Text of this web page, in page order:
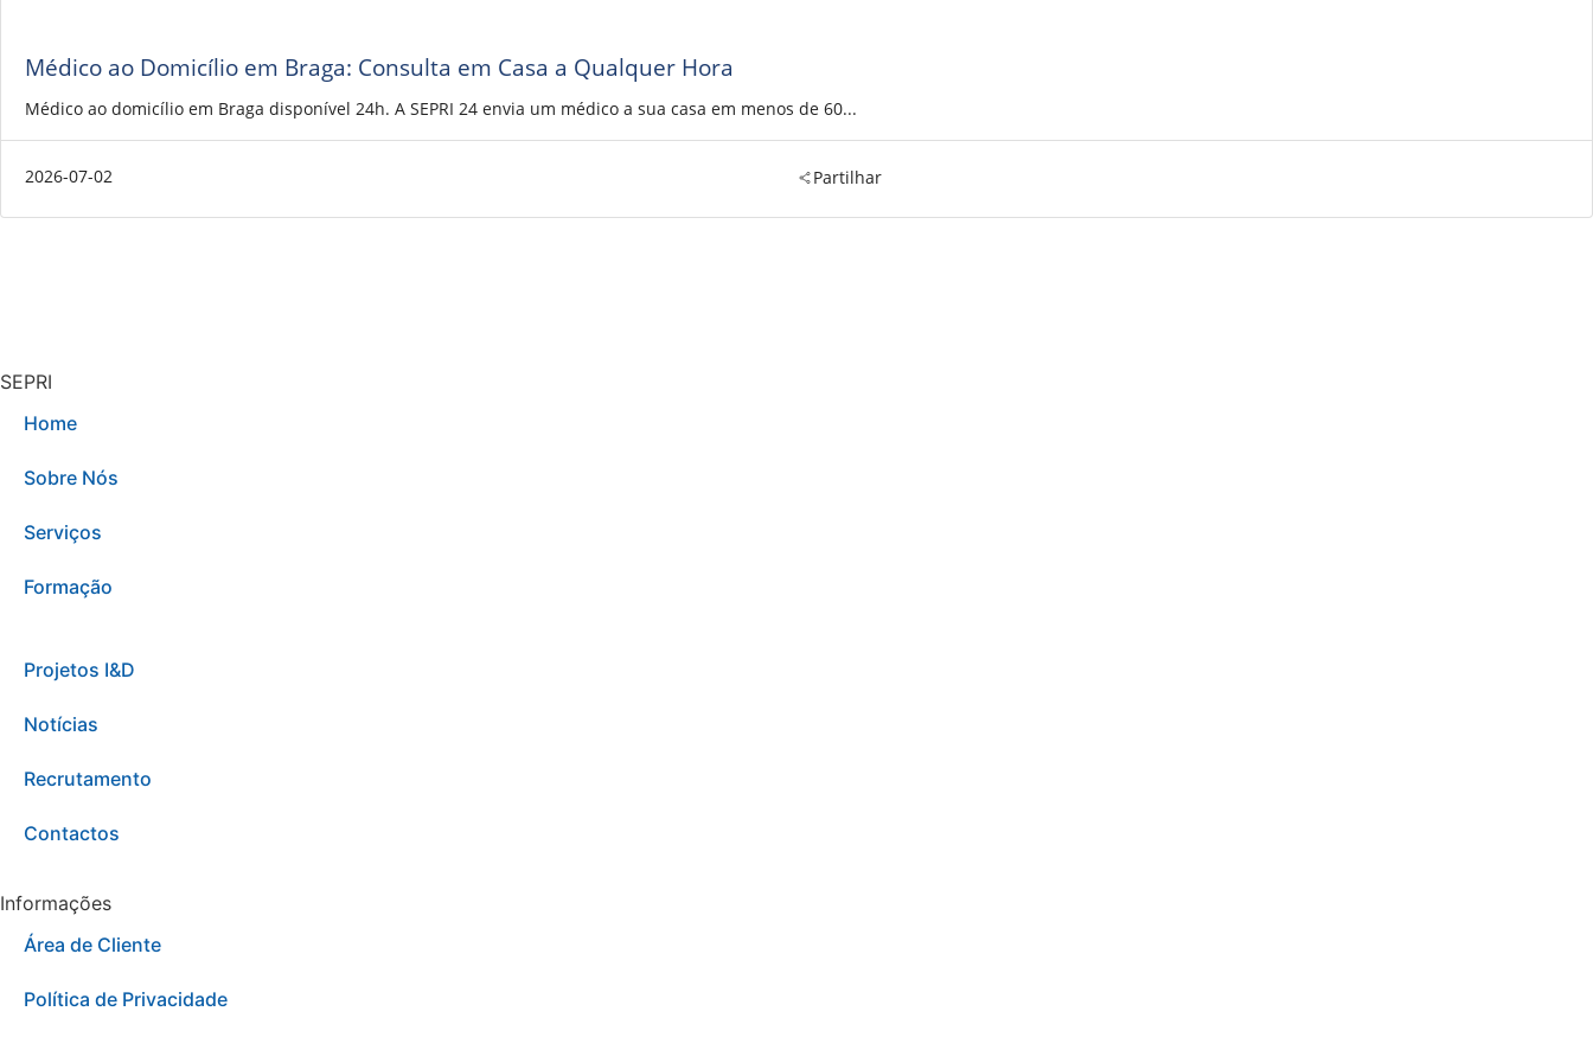
Médico ao Domicílio em Braga: Consulta em Casa a Qualquer Hora
Médico ao domicílio em Braga disponível 24h. A SEPRI 24 envia um médico a sua casa em menos de 60...
2026-07-02 Partilhar
SEPRI
Home
Sobre Nós
Serviços
Formação
Projetos I&D
Notícias
Recrutamento
Contactos
Informações
Área de Cliente
Política de Privacidade